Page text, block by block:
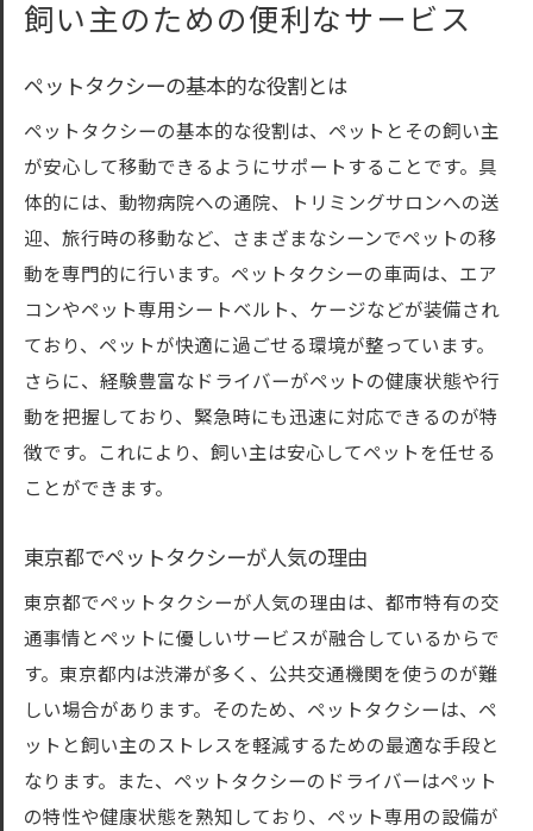
ペットタクシーの多様なサービス内容
び方
信頼できるペットタクシーの見つけ方
口コミで評判の良いペットタクシー会社
安心して頼めるペットタクシーの条件
東京都内のおすすめペットタクシー会社
ペットタクシーの比較ポイント
ペットタクシーを利用するメリットとデメリッ
ト東京都内での体験談
ペットタクシー利用のメリットを徹底解説
デメリットを理解して賢く利用しよう
メリット・デメリットの比較でわかる真実
ペットのストレスを最小限に抑えるためのペッ
トタクシーの使い方
ストレスフリーな移動のための準備
ペットタクシー利用時の注意点
飼い主のための便利なサービス
ペットタクシーの基本的な役割とは
ペットタクシーの基本的な役割は、ペットとその飼い主
が安心して移動できるようにサポートすることです。具
体的には、動物病院への通院、トリミングサロンへの送
迎、旅行時の移動など、さまざまなシーンでペットの移
動を専門的に行います。ペットタクシーの車両は、エア
コンやペット専用シートベルト、ケージなどが装備され
ており、ペットが快適に過ごせる環境が整っています。
さらに、経験豊富なドライバーがペットの健康状態や行
動を把握しており、緊急時にも迅速に対応できるのが特
徴です。これにより、飼い主は安心してペットを任せる
ことができます。
東京都でペットタクシーが人気の理由
東京都でペットタクシーが人気の理由は、都市特有の交
通事情とペットに優しいサービスが融合しているからで
す。東京都内は渋滞が多く、公共交通機関を使うのが難
しい場合があります。そのため、ペットタクシーは、ペ
ットと飼い主のストレスを軽減するための最適な手段と
なります。また、ペットタクシーのドライバーはペット
の特性や健康状態を熟知しており、ペット専用の設備が